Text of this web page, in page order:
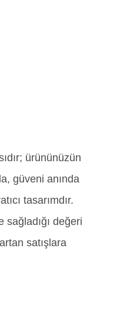
ürününüzün
güveni anında
tasarımdır.
değeri
satışlara